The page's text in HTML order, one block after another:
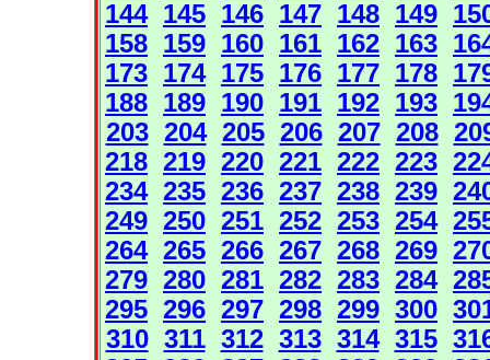
144 145 146 147 148 149
158 159 160 161 162 163
173 174 175 176 177 178
188 189 190 191 192 193
203 204 205 206 207 208
218 219 220 221 222 223
234 235 236 237 238 239
249 250 251 252 253 254
264 265 266 267 268 269
279 280 281 282 283 284
295 296 297 298 299 300
310 311 312 313 314 315